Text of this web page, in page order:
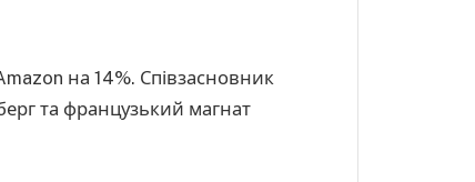
на 14%. Співзасновник
та французький магнат